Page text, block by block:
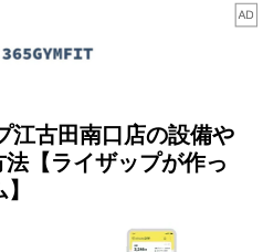
江古田南口店の設備や
【ライザップが作っ